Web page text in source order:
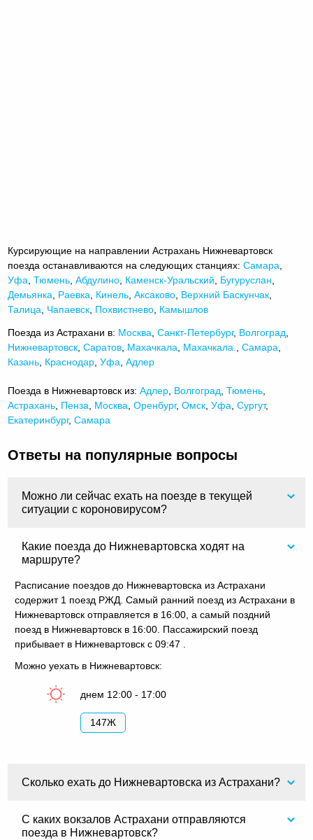
Курсирующие на направлении Астрахань Нижневартовск
поезда останавливаются на следующих станциях:Самара
Уфа ,Тюмень ,Абдулино Каменск-Уральский Бугуруслан
Демьянка
Раевка Кинель ,Аксаково Верхний Баскунчак
Талица
Чапаевск Похвистнево Камышлов
Поезда из Астрахани в: Москва ,Санкт-Петербург, Волгоград
Нижневартовск ,Саратов Махачкала Махачкала. ,Самара
Казань Краснодар ,Уфа ,Адлер
Поезда в Нижневартовск из:Адлер Волгоград ,Тюмень
Астрахань Пенза Москва ,Оренбург,Омск ,Уфа ,Сургут,
Екатеринбург,Самара
Ответы на популярные вопросы
Можно ли сейчас ехать на поезде в текущей
ситуации с короновирусом?
Какие поезда до Нижневартовска ходят на
маршруте?
Расписание поездов до Нижневартовска из Астрахани
содержит 1 поезд РЖД. Самый ранний поезд из Астрахани в
Нижневартовск отправляется в 16:00, а самый поздний
поезд в Нижневартовск в 16:00. Пассажирский поезд
прибывает в Нижневартовск с 09:47 .
Можно уехать в Нижневартовск:
днем 12:00 - 17:00
147Ж
Сколько ехать до Нижневартовска из Астрахани?
С каких вокзалов Астрахани отправляются
поезда в Нижневартовск?